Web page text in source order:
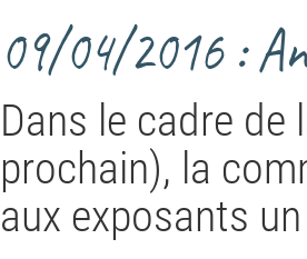
09/04/2016 :
Dans le cadre de
prochain), la
aux exposants